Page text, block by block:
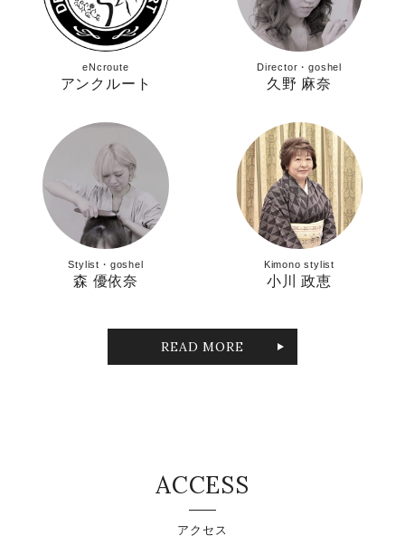
eNcroute
アンクルート
Director・goshel
久野 麻奈
Stylist・goshel
森 優依奈
Kimono stylist
小川 政恵
READ MORE
ACCESS
アクセス